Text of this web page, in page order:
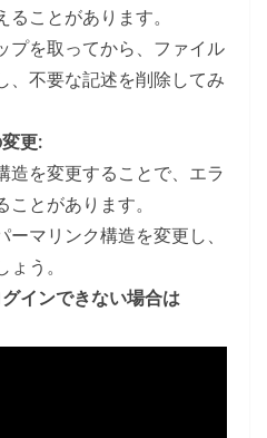
ることがあります。
プを取ってから、ファイル
、不要な記述を削除してみ
更:
造を変更することで、エラ
とがあります。
マリンク構造を変更し、
う。
インできない場合は